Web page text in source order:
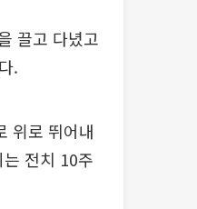
끌고 다녔고
.
위로 뛰어내
전치 10주